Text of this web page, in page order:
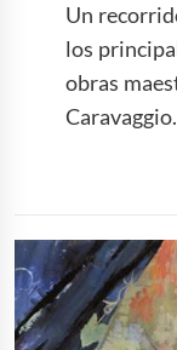
Un
los
obras
Caravaggio.